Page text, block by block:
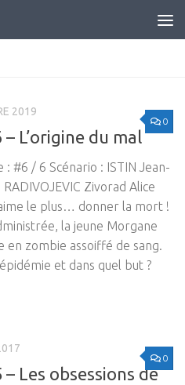
0
2019
L’origine du mal
#6 / 6 Scénario : ISTIN Jean-
RADIVOJEVIC Zivorad Alice
le plus… donner la mort !
la jeune Morgane
zombie assoiffé de sang.
et dans quel but ?
0
Les obsessions de